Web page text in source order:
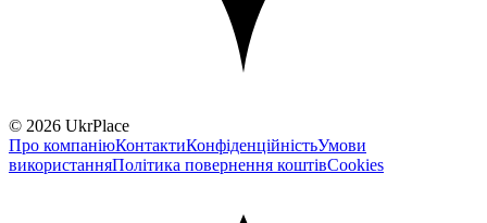
© 2026 UkrPlace
Про компаніюКонтактиКонфіденційністьУмови
використанняПолітика повернення коштівCookies